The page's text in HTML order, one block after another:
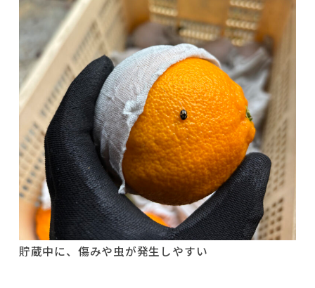
貯蔵中に、傷みや虫が発生しやすい